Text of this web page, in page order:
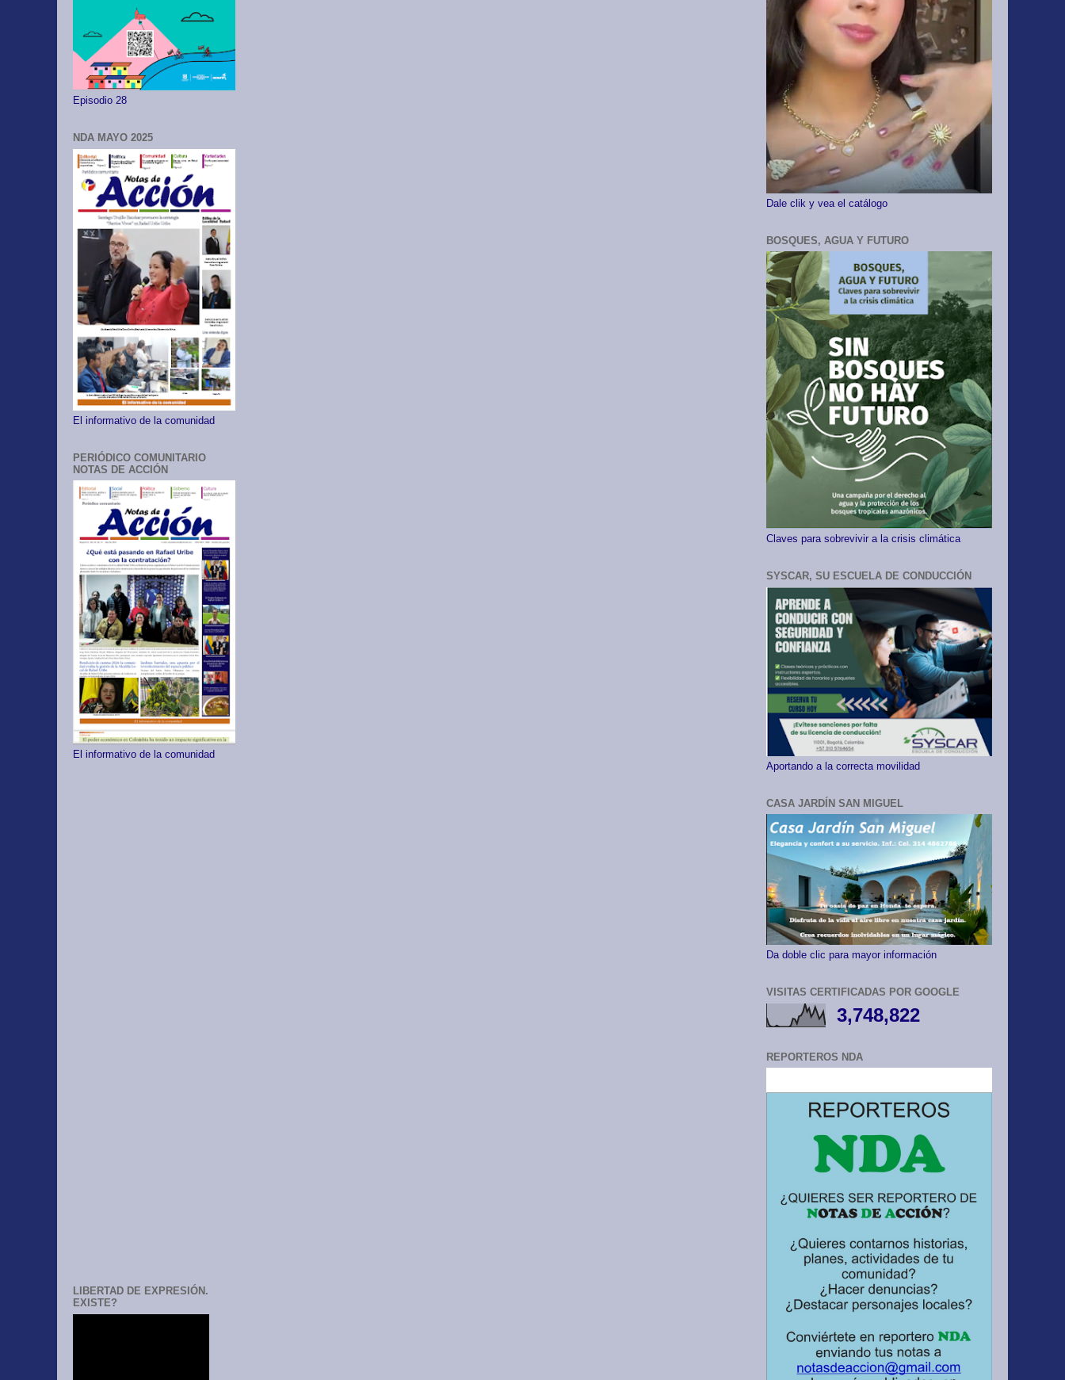
Episodio 28
NDA MAYO 2025
El informativo de la comunidad
PERIÓDICO COMUNITARIO
NOTAS DE ACCIÓN
El informativo de la comunidad
LIBERTAD DE EXPRESIÓN.
EXISTE?
Dale clik y vea el catálogo
BOSQUES, AGUA Y FUTURO
Claves para sobrevivir a la crisis climática
SYSCAR, SU ESCUELA DE CONDUCCIÓN
Aportando a la correcta movilidad
CASA JARDÍN SAN MIGUEL
Da doble clic para mayor información
VISITAS CERTIFICADAS POR GOOGLE
3,748,822
REPORTEROS NDA